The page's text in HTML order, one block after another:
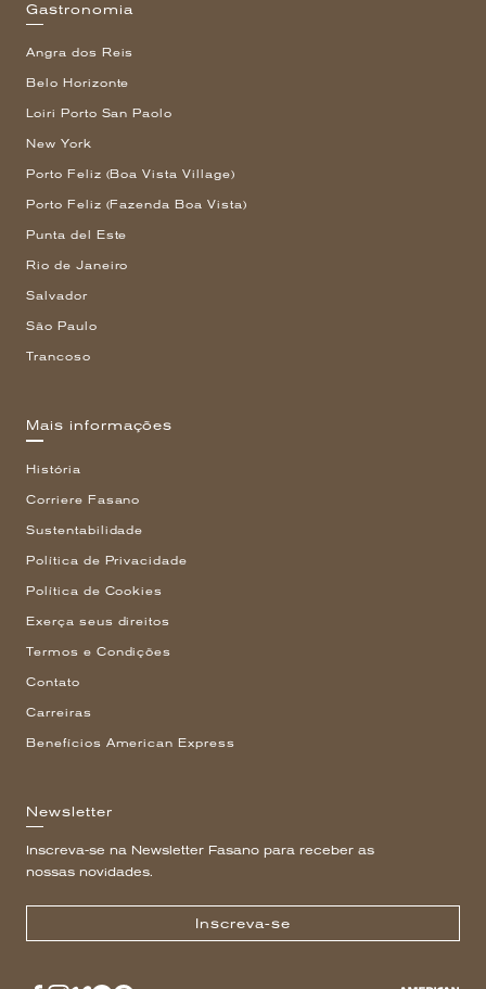
Gastronomia
Angra dos Reis
Belo Horizonte
Loiri Porto San Paolo
New York
Porto Feliz (Boa Vista Village)
Porto Feliz (Fazenda Boa Vista)
Punta del Este
Rio de Janeiro
Salvador
São Paulo
Trancoso
Mais informações
História
Corriere Fasano
Sustentabilidade
Política de Privacidade
Política de Cookies
Exerça seus direitos
Termos e Condições
Contato
Carreiras
Benefícios American Express
Newsletter
Inscreva-se na Newsletter Fasano para receber as
nossas novidades.
Inscreva-se